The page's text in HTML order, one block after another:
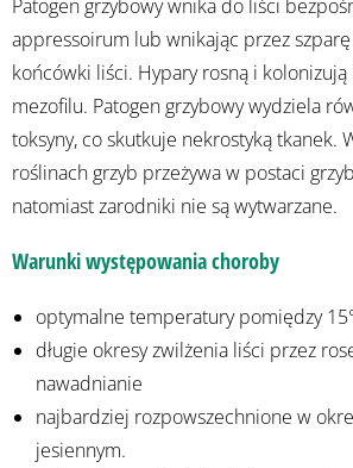
Patogen grzybowy wnika do liści
appressoirum lub wnikając przez
końcówki liści. Hypary rosną i
mezofilu. Patogen grzybowy wydziela
toksyny, co skutkuje nekrostyką tkanek.
roślinach grzyb przeżywa w postaci
natomiast zarodniki nie są wytwarzane.
Warunki występowania choroby
optymalne temperatury pomiędzy
długie okresy zwilżenia liści przez
nawadnianie
najbardziej rozpowszechnione w
jesiennym.